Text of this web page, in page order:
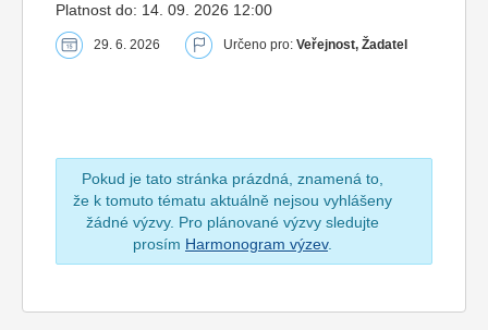
Platnost do: 14. 09. 2026 12:00
29. 6. 2026 Určeno pro: Veřejnost, Žadatel
Pokud je tato stránka prázdná, znamená to,
že k tomuto tématu aktuálně nejsou vyhlášeny
žádné výzvy. Pro plánované výzvy sledujte
prosím Harmonogram výzev.